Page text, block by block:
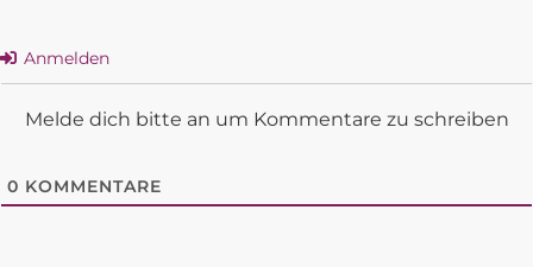
Anmelden
Melde dich bitte an um Kommentare zu schreiben
0 KOMMENTARE